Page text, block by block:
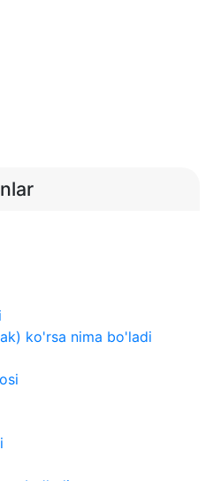
ko'rsa nima bo'ladi